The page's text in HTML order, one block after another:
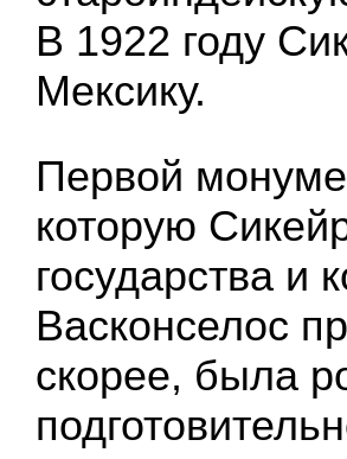
В 1922 году
Мексику.
Первой
которую
государства и
Васконселос
скорее, была